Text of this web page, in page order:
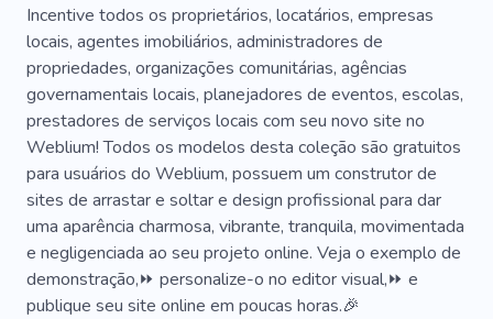
Locação De Imóveis
Imobiliário
Inquilinos
Europa
Cidade Turismo
Aventura
Experiência
Análise
Geografia
Passeio
Urbano
Incentive todos os proprietários, locatários, empresas
locais, agentes imobiliários, administradores de
propriedades, organizações comunitárias, agências
governamentais locais, planejadores de eventos, escolas,
prestadores de serviços locais com seu novo site no
Weblium! Todos os modelos desta coleção são gratuitos
para usuários do Weblium, possuem um construtor de
sites de arrastar e soltar e design profissional para dar
uma aparência charmosa, vibrante, tranquila, movimentada
e negligenciada ao seu projeto online. Veja o exemplo de
demonstração,⏩ personalize-o no editor visual,⏩ e
publique seu site online em poucas horas.🎉